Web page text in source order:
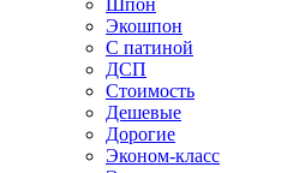
Шпон
Экошпон
С патиной
ДСП
Стоимость
Дешевые
Дорогие
Эконом-класс